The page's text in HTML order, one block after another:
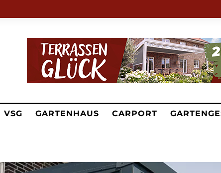
VSG GARTENHAUS CARPORT